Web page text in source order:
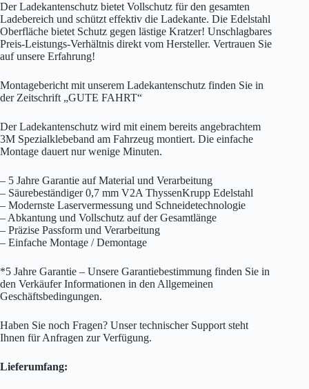
Der Ladekantenschutz bietet Vollschutz für den gesamten
Ladebereich und schützt effektiv die Ladekante. Die Edelstahl
Oberfläche bietet Schutz gegen lästige Kratzer! Unschlagbares
Preis-Leistungs-Verhältnis direkt vom Hersteller. Vertrauen Sie
auf unsere Erfahrung!
Montagebericht mit unserem Ladekantenschutz finden Sie in
der Zeitschrift „GUTE FAHRT“
Der Ladekantenschutz wird mit einem bereits angebrachtem
3M Spezialklebeband am Fahrzeug montiert. Die einfache
Montage dauert nur wenige Minuten.
– 5 Jahre Garantie auf Material und Verarbeitung
– Säurebeständiger 0,7 mm V2A ThyssenKrupp Edelstahl
– Modernste Laservermessung und Schneidetechnologie
– Abkantung und Vollschutz auf der Gesamtlänge
– Präzise Passform und Verarbeitung
– Einfache Montage / Demontage
*5 Jahre Garantie – Unsere Garantiebestimmung finden Sie in
den Verkäufer Informationen in den Allgemeinen
Geschäftsbedingungen.
Haben Sie noch Fragen? Unser technischer Support steht
Ihnen für Anfragen zur Verfügung.
Lieferumfang: